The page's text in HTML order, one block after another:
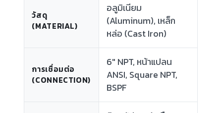
วัสดุ
(MATERIAL)
อลูมิเนียม
(Aluminum), เหล็ก
หล่อ (Cast Iron)
การเชื่อมต่อ
(CONNECTION)
6" NPT, หน้าแปลน
ANSI, Square NPT,
BSPF